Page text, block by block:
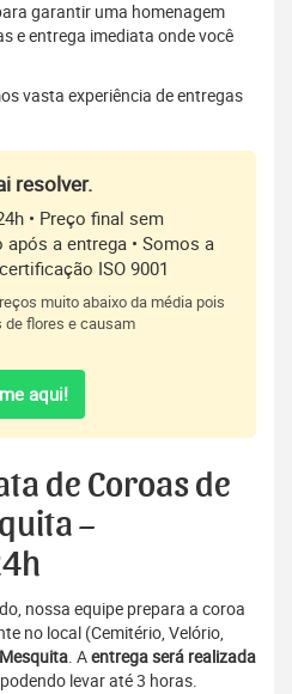
garantir uma homenagem
e entrega imediata onde você
vasta experiência de entregas
resolver.
• Preço final sem
após a entrega • Somos a
ISO 9001
muito abaixo da média pois
de flores e causam
aqui!
de Coroas de
–
nossa equipe prepara a coroa
no local (Cemitério, Velório,
Mesquita. Aentrega será realizada
levar até 3 horas.